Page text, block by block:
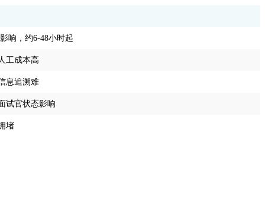
响，约6-48小时起
工成本高
息追溯难
试官状态影响
堵